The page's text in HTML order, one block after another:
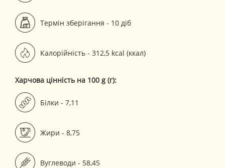
Термін зберігання - 10 діб
Калорійність - 312,5 kcal (ккал)
Харчова цінність на 100 g (г):
Білки - 7,11
Жири - 8,75
Вуглеводи - 58,45